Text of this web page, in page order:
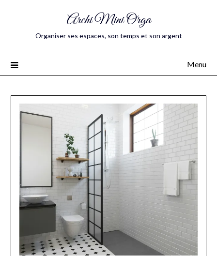
Archi Mini Orga
Organiser ses espaces, son temps et son argent
Menu